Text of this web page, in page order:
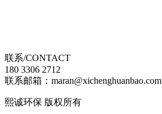
联系/CONTACT
180 3306 2712
联系邮箱：maran@xichenghuanbao.com
熙诚环保 版权所有